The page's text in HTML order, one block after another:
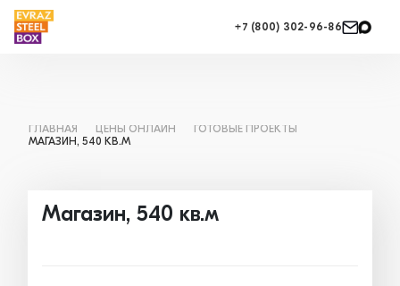
+7 (800) 302-96-86
ГЛАВНАЯ ЦЕНЫ ОНЛАЙН
ГОТОВЫЕ ПРОЕКТЫ
МАГАЗИН, 540 КВ.М
Магазин, 540 кв.м